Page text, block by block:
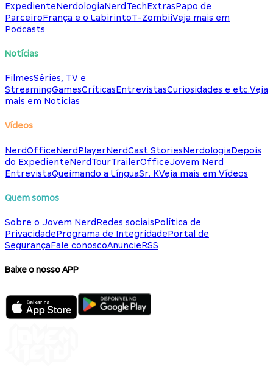
ExpedienteNerdologiaNerdTechExtrasPapo de
ParceiroFrança e o LabirintoT-ZombiiVeja mais em
Podcasts
Notícias
FilmesSéries, TV e
StreamingGamesCríticasEntrevistasCuriosidades e etc.Veja
mais em Notícias
Vídeos
NerdOfficeNerdPlayerNerdCast StoriesNerdologiaDepois
do ExpedienteNerdTourTrailerOfficeJovem Nerd
EntrevistaQueimando a LínguaSr. KVeja mais em Vídeos
Quem somos
Sobre o Jovem NerdRedes sociaisPolítica de
PrivacidadePrograma de IntegridadePortal de
SegurançaFale conoscoAnuncieRSS
Baixe o nosso APP